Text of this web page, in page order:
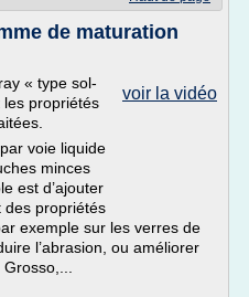
de maturation
voir la vidéo
« type sol-
propriétés
voie liquide
minces
est d’ajouter
des propriétés
exemple sur les verres de
l’abrasion, ou améliorer